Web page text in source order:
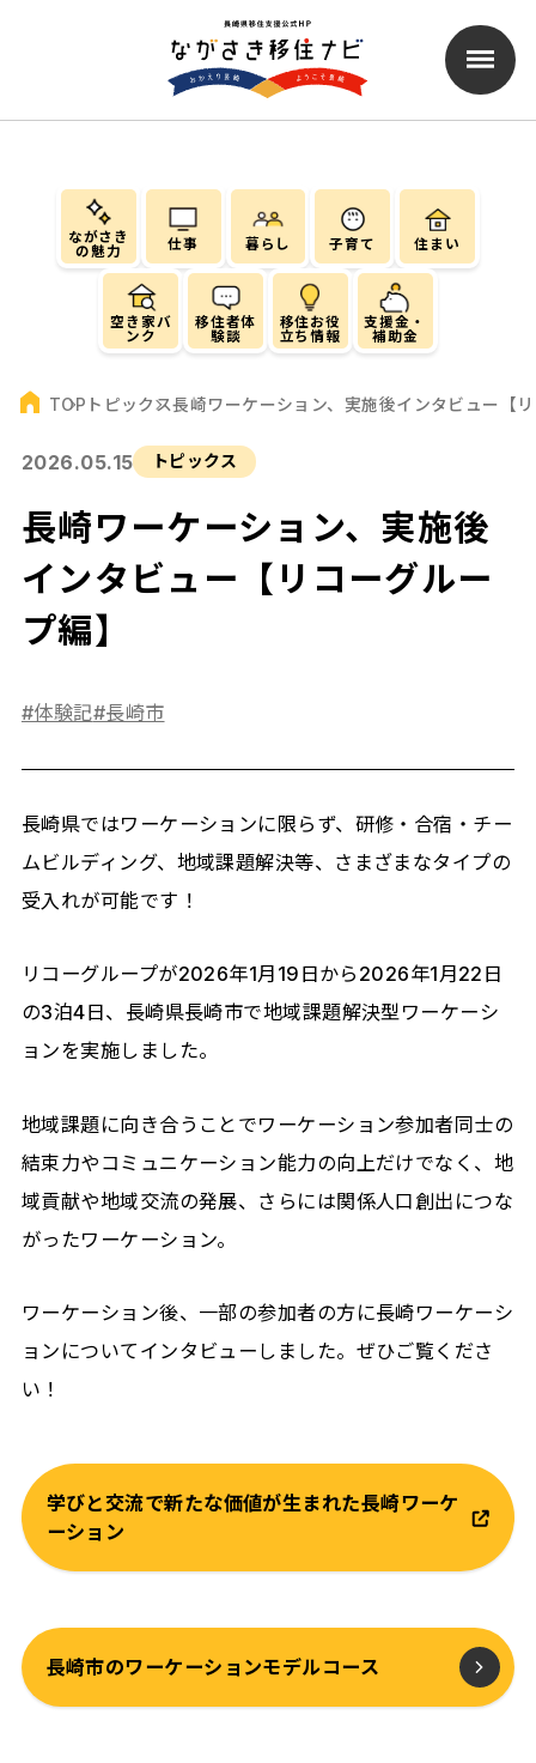
ながさき
の魅力
仕事 暮らし 子育て 住まい
空き家バ
ンク
移住者体
験談
移住お役
立ち情報
支援金・
補助金
TOP トピックス長崎ワーケーション、実施後インタビュー【
2026.05.15 トピックス
長崎ワーケーション、実施後
インタビュー【リコーグルー
プ編】
#体験記#長崎市
長崎県ではワーケーションに限らず、研修・合宿・チー
ムビルディング、地域課題解決等、さまざまなタイプの
受入れが可能です！
リコーグループが2026年1月19日から2026年1月22日
の3泊4日、長崎県長崎市で地域課題解決型ワーケーシ
ョンを実施しました。
地域課題に向き合うことでワーケーション参加者同士の
結束力やコミュニケーション能力の向上だけでなく、地
域貢献や地域交流の発展、さらには関係人口創出につな
がったワーケーション。
ワーケーション後、一部の参加者の方に長崎ワーケーシ
ョンについてインタビューしました。ぜひご覧くださ
い！
学びと交流で新たな価値が生まれた長崎ワーケ
ーション
長崎市のワーケーションモデルコース